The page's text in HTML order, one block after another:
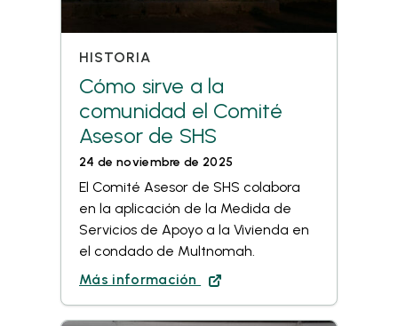
HISTORIA
Cómo sirve a la
comunidad el Comité
Asesor de SHS
24 de noviembre de 2025
El Comité Asesor de SHS colabora
en la aplicación de la Medida de
Servicios de Apoyo a la Vivienda en
el condado de Multnomah.
Más información